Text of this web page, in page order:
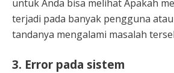
untuk Anda bisa melihat Apakah
terjadi pada banyak pengguna
tandanya mengalami masalah
3. Error pada sistem